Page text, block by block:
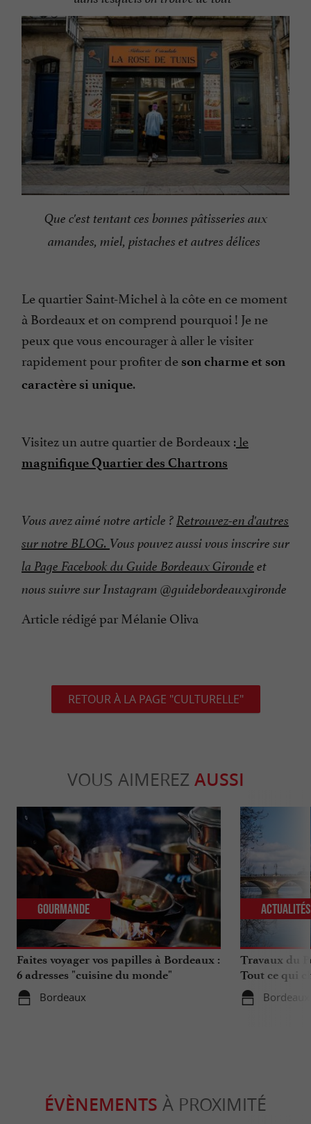
Que c'est tentant ces bonnes pâtisseries aux
amandes, miel, pistaches et autres délices
Le quartier Saint-Michel à la côte en ce moment
à Bordeaux et on comprend pourquoi ! Je ne
peux que vous encourager à aller le visiter
rapidement pour profiter de son charme et son
caractère si unique.
Visitez un autre quartier de Bordeaux :le
magnifique Quartier des Chartrons
Vous avez aimé notre article ?Retrouvez-en d'autres
sur notre BLOG. Vous pouvez aussi vous inscrire sur
la Page Facebook du Guide Bordeaux Gironde et
nous suivre sur Instagram @guidebordeauxgironde
Article rédigé par Mélanie Oliva
RETOUR À LA PAGE "CULTURELLE"
VOUS AIMEREZ AUSSI
Faites voyager vos papilles à Bordeaux :
6 adresses "cuisine du monde"
Bordeaux
Gourmande
Travaux du
Tout ce qui
Bordeaux
Actualités
ÉVÈNEMENTS À PROXIMITÉ